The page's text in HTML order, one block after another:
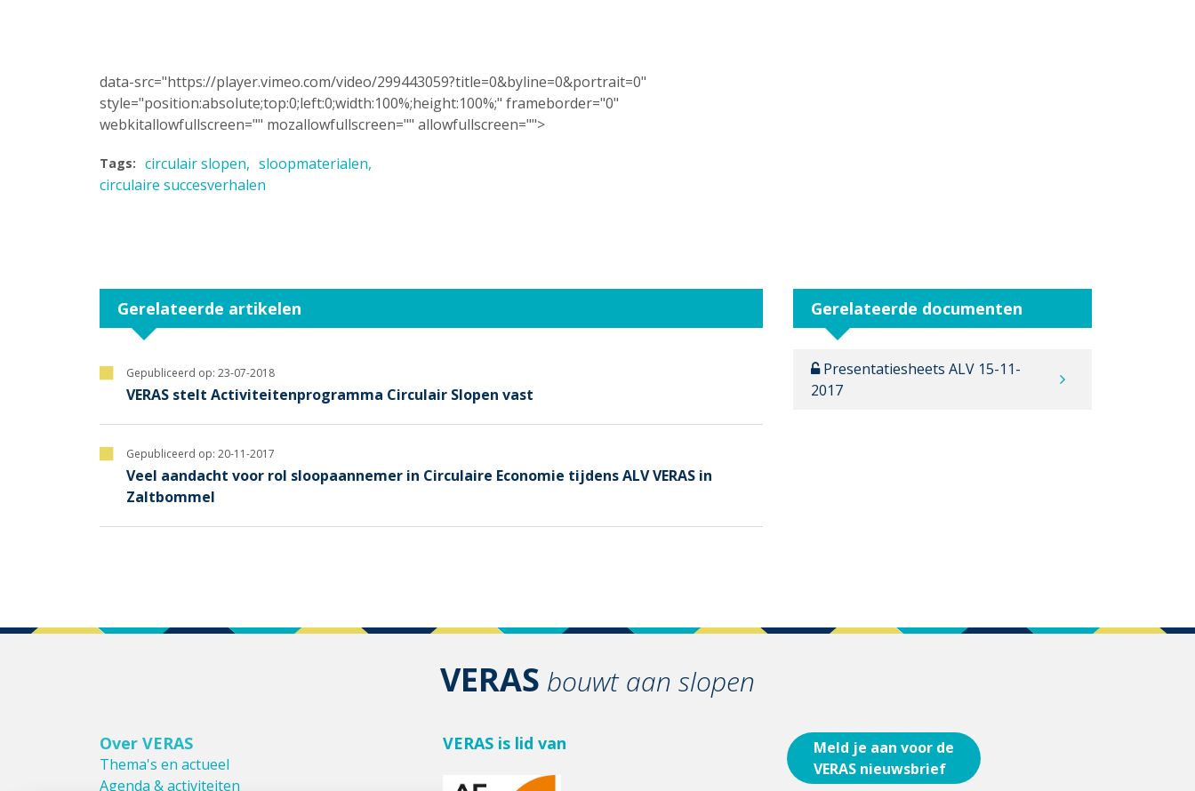
data-src="https://player.vimeo.com/video/299443059?title=0&byline=0&portrait=0"
style="position:absolute;top:0;left:0;width:100%;height:100%;" frameborder="0"
webkitallowfullscreen="" mozallowfullscreen="" allowfullscreen="">
Tags: circulair slopen
sloopmaterialen
circulaire succesverhalen
Gerelateerde artikelen
Gepubliceerd op: 23-07-2018
VERAS stelt Activiteitenprogramma Circulair Slopen vast
Gepubliceerd op: 20-11-2017
Veel aandacht voor rol sloopaannemer in Circulaire Economie tijdens ALV VERAS in
Zaltbommel
Gerelateerde documenten
Presentatiesheets ALV 15-11-
2017
VERAS bouwt aan slopen
Over VERAS
Thema's en actueel
Agenda & activiteiten
VERAS is lid van
Meld je aan voor de
VERAS nieuwsbrief